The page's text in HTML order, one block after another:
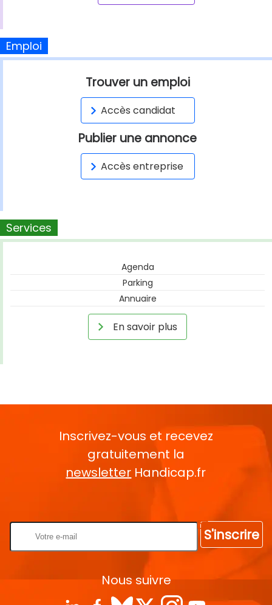
Emploi
Trouver un emploi
Accès candidat
Publier une annonce
Accès entreprise
Services
Agenda
Parking
Annuaire
En savoir plus
Inscrivez-vous et recevez
gratuitement la
newsletter Handicap.fr
S'inscrire
Nous suivre